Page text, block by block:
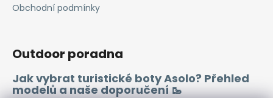
Obchodní podmínky
Outdoor poradna
Jak vybrat turistické boty Asolo? Přehled
modelů a naše doporučení 🥾